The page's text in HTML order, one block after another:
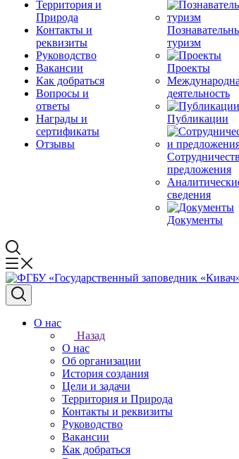
Территория и
Природа
Контакты и
реквизиты
Руководство
Вакансии
Как добраться
Вопросы и
ответы
Награды и
сертификаты
Отзывы
туризм
Проекты
деятельность
Публикации
предложения
сведения
Документы
О нас
Назад
О нас
Об организации
История создания
Цели и задачи
Территория и Природа
Контакты и реквизиты
Руководство
Вакансии
Как добраться